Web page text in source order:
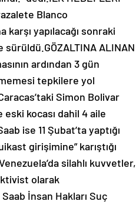
Blanco
yapılacağı sonraki
ALINAN
ardından 3 gün
tepkilere yol
Simon Bolivar
eski kocası dahil 4 aile
ise 11 Şubat’ta yaptığı
girişimine” karıştığı
silahlı kuvvetler,
olarak
İnsan Hakları Suç